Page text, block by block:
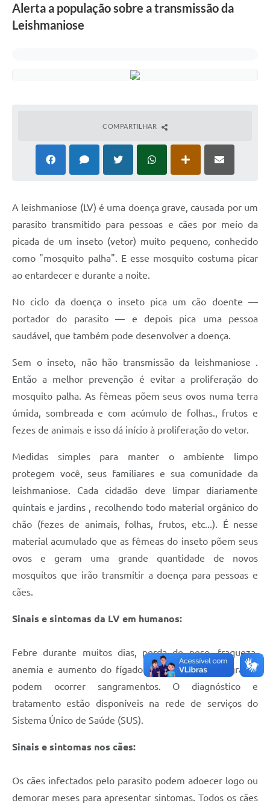
Alerta a população sobre a transmissão da
Leishmaniose
COMPARTILHAR
A leishmaniose (LV) é uma doença grave, causada por um
parasito transmitido para pessoas e cães por meio da
picada de um inseto (vetor) muito pequeno, conhecido
como "mosquito palha". E esse mosquito costuma picar
ao entardecer e durante a noite.
No ciclo da doença o inseto pica um cão doente —
portador do parasito — e depois pica uma pessoa
saudável, que também pode desenvolver a doença.
Sem o inseto, não hão transmissão da leishmaniose .
Então a melhor prevenção é evitar a proliferação do
mosquito palha. As fêmeas põem seus ovos numa terra
úmida, sombreada e com acúmulo de folhas., frutos e
fezes de animais e isso dá início à proliferação do vetor.
Medidas simples para manter o ambiente limpo
protegem você, seus familiares e sua comunidade da
leishmaniose. Cada cidadão deve limpar diariamente
quintais e jardins , recolhendo todo material orgânico do
chão (fezes de animais, folhas, frutos, etc...). É nesse
material acumulado que as fêmeas do inseto põem seus
ovos e geram uma grande quantidade de novos
mosquitos que irão transmitir a doença para pessoas e
cães.
Sinais e sintomas da LV em humanos:
Febre durante muitos dias, perda de peso, fraqueza,
anemia e aumento do fígado e baço. Em casos graves
podem ocorrer sangramentos. O diagnóstico e
tratamento estão disponíveis na rede de serviços do
Sistema Único de Saúde (SUS).
Sinais e sintomas nos cães:
Os cães infectados pelo parasito podem adoecer logo ou
demorar meses para apresentar sintomas. Todos os cães